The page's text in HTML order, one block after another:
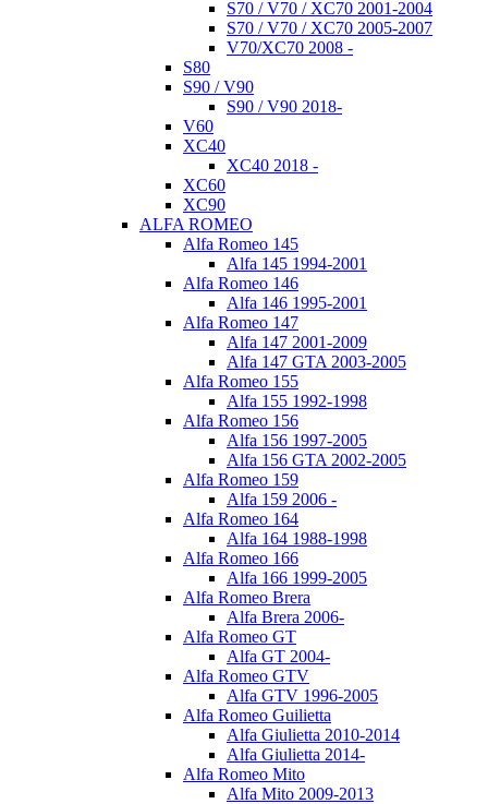
S70 / V70 / XC70 2001-2004
S70 / V70 / XC70 2005-2007
V70/XC70 2008 -
S80
S90 / V90
S90 / V90 2018-
V60
XC40
XC40 2018 -
XC60
XC90
ALFA ROMEO
Alfa Romeo 145
Alfa 145 1994-2001
Alfa Romeo 146
Alfa 146 1995-2001
Alfa Romeo 147
Alfa 147 2001-2009
Alfa 147 GTA 2003-2005
Alfa Romeo 155
Alfa 155 1992-1998
Alfa Romeo 156
Alfa 156 1997-2005
Alfa 156 GTA 2002-2005
Alfa Romeo 159
Alfa 159 2006 -
Alfa Romeo 164
Alfa 164 1988-1998
Alfa Romeo 166
Alfa 166 1999-2005
Alfa Romeo Brera
Alfa Brera 2006-
Alfa Romeo GT
Alfa GT 2004-
Alfa Romeo GTV
Alfa GTV 1996-2005
Alfa Romeo Guilietta
Alfa Giulietta 2010-2014
Alfa Giulietta 2014-
Alfa Romeo Mito
Alfa Mito 2009-2013